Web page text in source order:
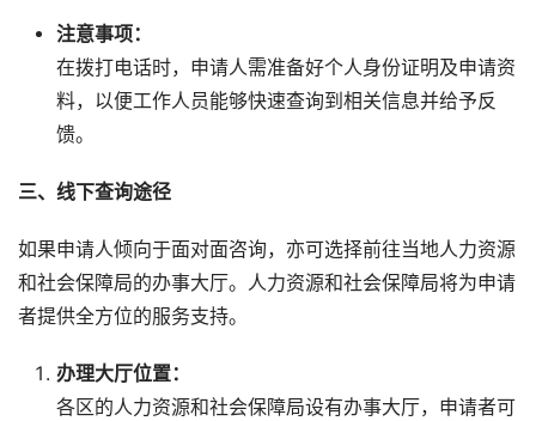
注意事项：
在拨打电话时，申请人需准备好个人身份证明及申请资
料，以便工作人员能够快速查询到相关信息并给予反
馈。
三、线下查询途径
如果申请人倾向于面对面咨询，亦可选择前往当地人力资源
和社会保障局的办事大厅。人力资源和社会保障局将为申请
者提供全方位的服务支持。
办理大厅位置：
各区的人力资源和社会保障局设有办事大厅，申请者可